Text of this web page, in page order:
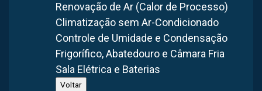
Renovação de Ar (Calor de Processo)
Climatização sem Ar-Condicionado
Controle de Umidade e Condensação
Frigorífico, Abatedouro e Câmara Fria
Sala Elétrica e Baterias
Voltar
Atendimento às NRs — conformidade com NR-15 e NR-
17 de segurança e conforto
Ganho de produtividade
— ambientes ventilados reduzem
o cansaço e aumentam o rendimento